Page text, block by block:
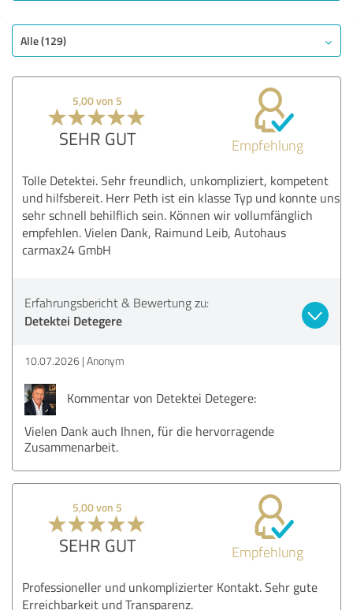
Alle (129)
5,00 von 5
SEHR GUT Empfehlung
Tolle Detektei. Sehr freundlich, unkompliziert, kompetent
und hilfsbereit. Herr Peth ist ein klasse Typ und konnte uns
sehr schnell behilflich sein. Können wir vollumfänglich
empfehlen. Vielen Dank, Raimund Leib, Autohaus
carmax24 GmbH
Erfahrungsbericht & Bewertung zu:
Detektei Detegere
10.07.2026 Anonym
Kommentar von Detektei Detegere:
Vielen Dank auch Ihnen, für die hervorragende
Zusammenarbeit.
5,00 von 5
SEHR GUT Empfehlung
Professioneller und unkomplizierter Kontakt. Sehr gute
Erreichbarkeit und Transparenz.